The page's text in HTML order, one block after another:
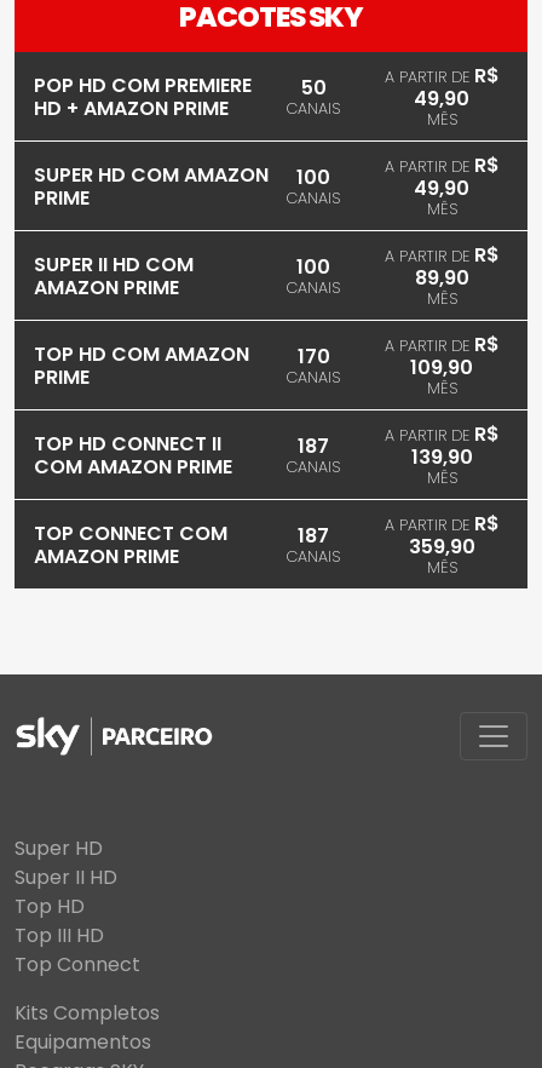
PACOTES SKY
POP HD COM PREMIERE
HD + AMAZON PRIME
50
CANAIS
A PARTIR DE R$
49,90
MÊS
SUPER HD COM AMAZON
PRIME
100
CANAIS
A PARTIR DE R$
49,90
MÊS
SUPER II HD COM
AMAZON PRIME
100
CANAIS
A PARTIR DE R$
89,90
MÊS
TOP HD COM AMAZON
PRIME
170
CANAIS
A PARTIR DE R$
109,90
MÊS
TOP HD CONNECT II
COM AMAZON PRIME
187
CANAIS
A PARTIR DE R$
139,90
MÊS
TOP CONNECT COM
AMAZON PRIME
187
CANAIS
A PARTIR DE R$
359,90
MÊS
Super HD
Super II HD
Top HD
Top III HD
Top Connect
Kits Completos
Equipamentos